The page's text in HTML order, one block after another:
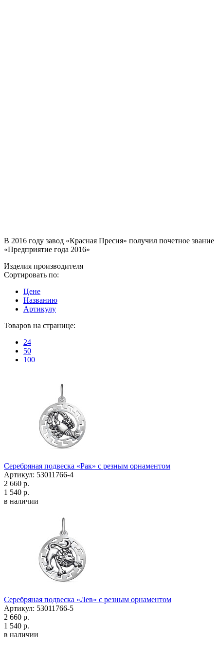
В 2016 году завод «Красная Пресня» получил почетное звание
«Предприятие года 2016»
Изделия производителя
Сортировать по:
Цене
Названию
Артикулу
Товаров на странице:
24
50
100
Серебряная подвеска «Рак» с резным орнаментом
Артикул: 53011766-4
2 660 р.
1 540 р.
в наличии
Серебряная подвеска «Лев» с резным орнаментом
Артикул: 53011766-5
2 660 р.
1 540 р.
в наличии